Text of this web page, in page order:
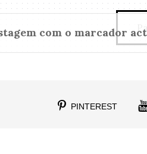
com o marcador
PINTEREST